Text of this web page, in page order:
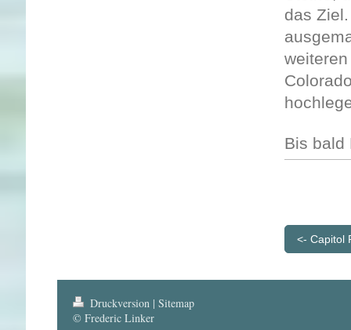
das
Bis bald
<- Capitol
Druckversion | Sitemap
© Frederic Linker